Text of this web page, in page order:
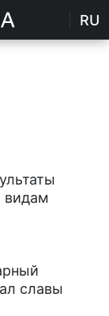
RU
видам
славы